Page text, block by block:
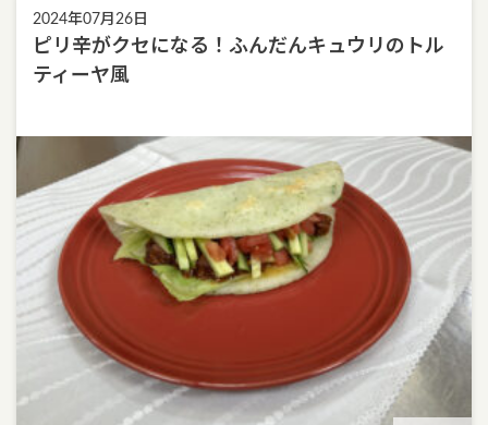
2024年07月26日
ピリ辛がクセになる！ふんだんキュウリのトル
ティーヤ風